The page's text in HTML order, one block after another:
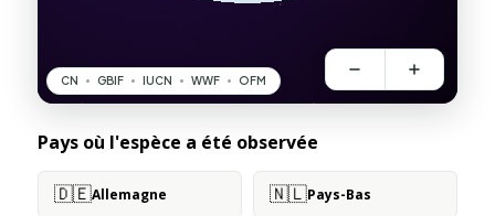
Pays où l'espèce a été observée
🇩🇪Allemagne 🇳🇱Pays-Bas